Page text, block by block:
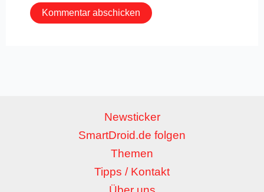
Newsticker
SmartDroid.de folgen
Themen
Tipps / Kontakt